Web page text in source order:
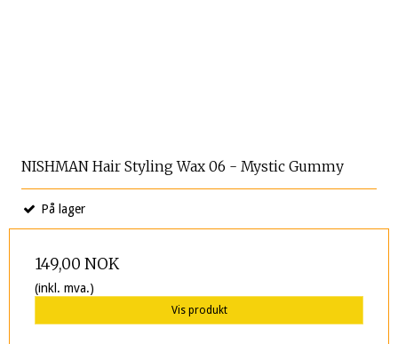
NISHMAN Hair Styling Wax 06 - Mystic Gummy
På lager
149,00 NOK
(inkl. mva.)
Vis produkt